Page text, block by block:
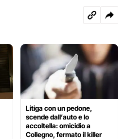
Litiga con un pedone,
scende dall’auto e lo
accoltella: omicidio a
Collegno, fermato il killer